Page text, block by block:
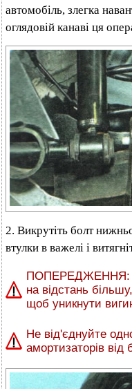
автомобіль, злегка
оглядовій канаві ця
2. Викрутіть болт
втулки в важелі і
ПОПЕРЕДЖЕННЯ:
на відстань
щоб уникнути
Не від'єднуйте
амортизаторів від